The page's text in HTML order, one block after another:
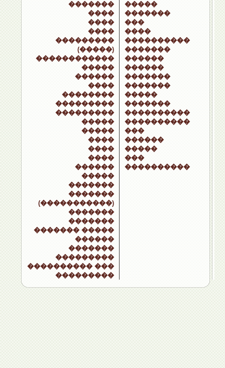
�������
����
����
����
���������
(�����)
������������
�����
������
����
��������
���������
���������
�����
�����
����
����
����
������
�����
�������
�������
(�����������)
�������
�������
������� �����
������
�������
���������
���������� ���
���������
�����
�������
���
����
����������
�������
������
������
�������
�������
�����
�������
����������
����������
���
������
�����
���
����������